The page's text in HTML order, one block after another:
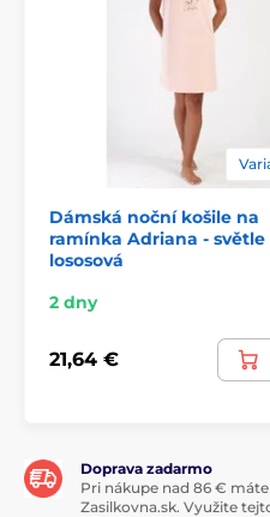
Dámská noční košile na
ramínka Adriana - světle
lososová
2 dny
21,64 €
Doprava zadarmo
Pri nákupe nad 86 €
Zasilkovna.sk. Využite